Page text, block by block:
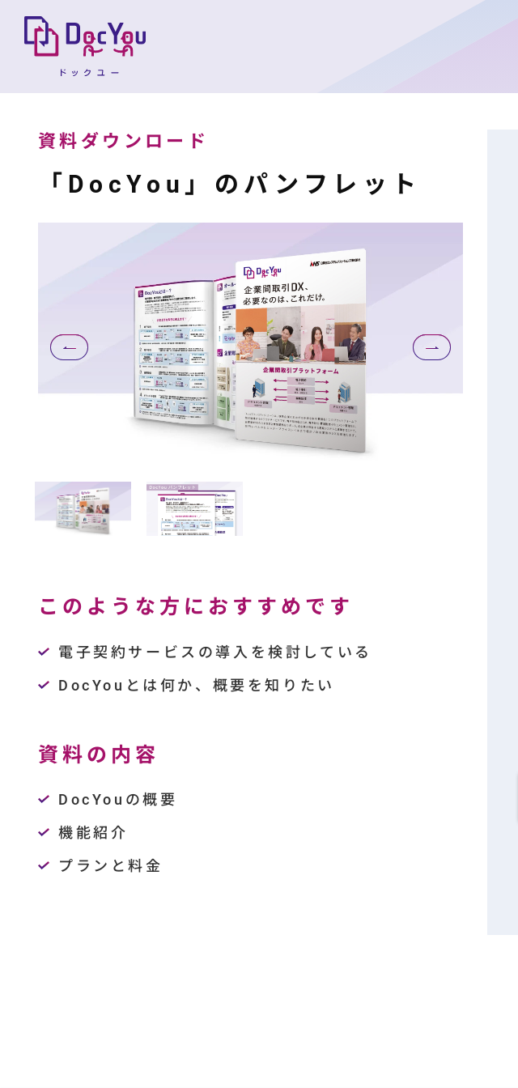
資料ダウンロード
「DocYou」のパンフレット
このような方におすすめです
電子契約サービスの導入を検討している
DocYouとは何か、概要を知りたい
資料の内容
DocYouの概要
機能紹介
プランと料金